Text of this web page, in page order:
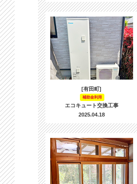
[有田町]
補助金利用
エコキュート交換工事
2025.04.18